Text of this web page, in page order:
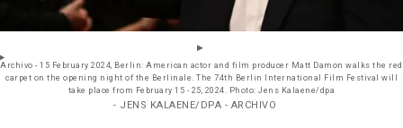
Archivo - 15 February 2024, Berlin: American actor and film producer Matt Damon walks the red
carpet on the opening night of the Berlinale. The 74th Berlin International Film Festival will
take place from February 15 - 25, 2024. Photo: Jens Kalaene/dpa
- JENS KALAENE/DPA - ARCHIVO